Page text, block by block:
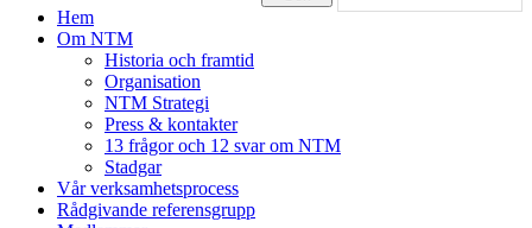
Hem
Om NTM
Historia och framtid
Organisation
NTM Strategi
Press & kontakter
13 frågor och 12 svar om NTM
Stadgar
Vår verksamhetsprocess
Rådgivande referensgrupp